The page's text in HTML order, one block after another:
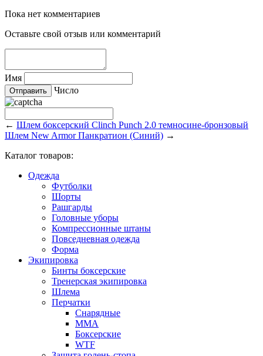
Пока нет комментариев
Оставьте свой отзыв или комментарий
Имя
Число
← Шлем боксерский Clinch Punch 2.0 темносине-бронзовый
Шлем New Armor Панкратион (Синий) →
Каталог товаров:
Одежда
Футболки
Шорты
Рашгарды
Головные уборы
Компрессионные штаны
Повседневная одежда
Форма
Экипировка
Бинты боксерские
Тренерская экипировка
Шлема
Перчатки
Снарядные
ММА
Боксерские
WTF